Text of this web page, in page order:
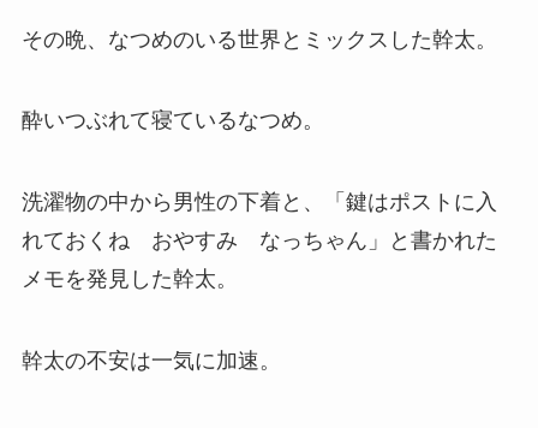
その晩、なつめのいる世界とミックスした幹太。
酔いつぶれて寝ているなつめ。
洗濯物の中から男性の下着と、「鍵はポストに入
れておくね おやすみ なっちゃん」と書かれた
メモを発見した幹太。
幹太の不安は一気に加速。